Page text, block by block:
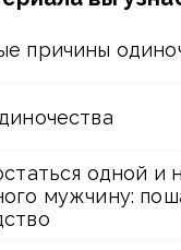
причины
одной и
мужчину: